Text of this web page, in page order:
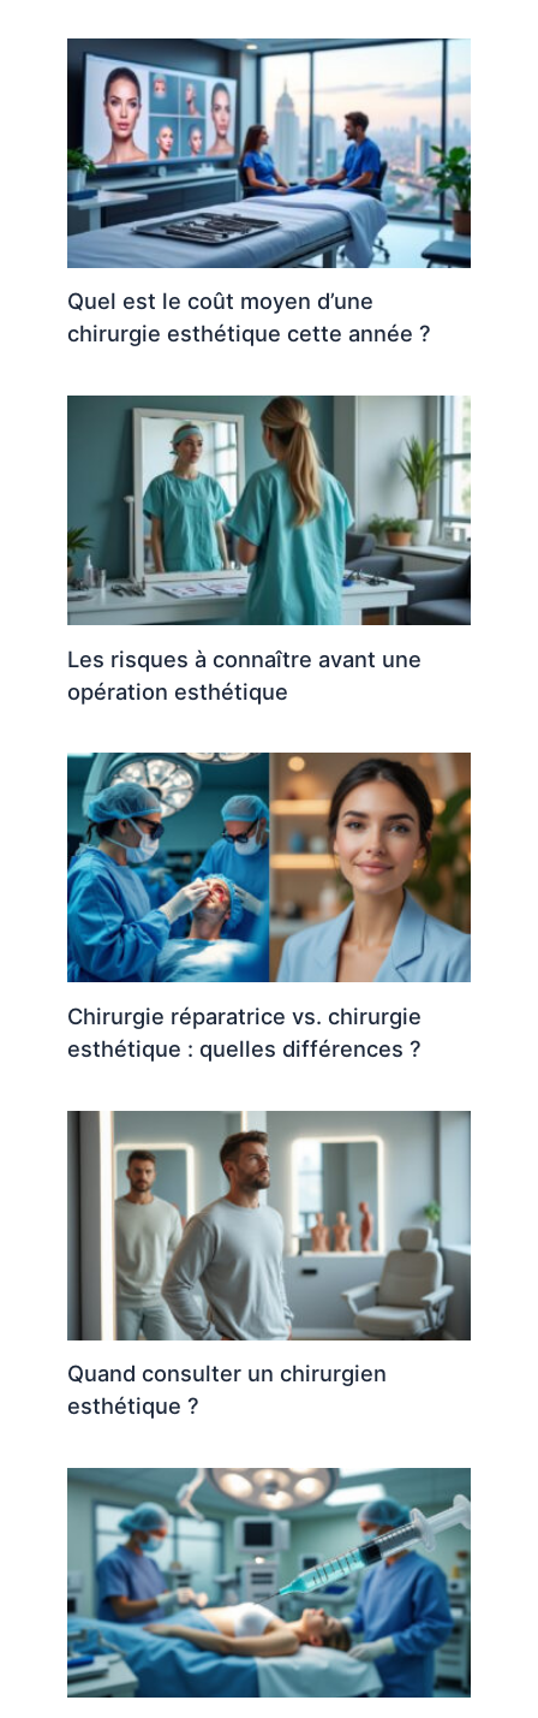
Quel est le coût moyen d’une
chirurgie esthétique cette année ?
Les risques à connaître avant une
opération esthétique
Chirurgie réparatrice vs. chirurgie
esthétique : quelles différences ?
Quand consulter un chirurgien
esthétique ?